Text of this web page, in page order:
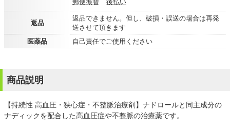
返品
返品できません。但し、破損・誤送の場合は再発
送させて頂きます
医薬品
自己責任でご使用ください
商品説明
【持続性 高血圧・狭心症・不整脈治療剤】ナドロールと同主成分の
ナディックを配合した高血圧症や不整脈の治療薬です。